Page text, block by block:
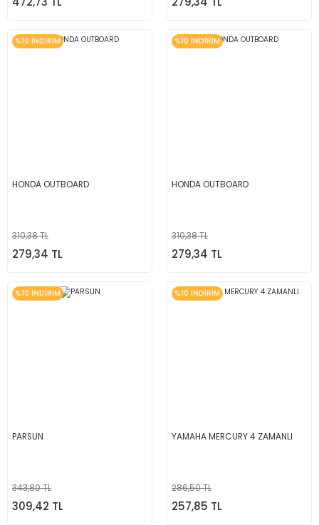
%10 İNDİRİM
HONDA OUTBOARD
310,38 TL
279,34 TL
%10 İNDİRİM
HONDA OUTBOARD
310,38 TL
279,34 TL
%10 İNDİRİM
PARSUN
343,80 TL
309,42 TL
%10 İNDİRİM
YAMAHA MERCURY 4 ZAMANLI
286,50 TL
257,85 TL